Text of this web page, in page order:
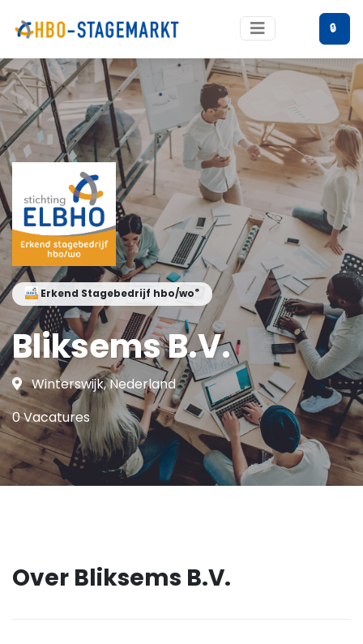
🔒
Erkend Stagebedrijf hbo/wo®
Bliksems B.V.
Winterswijk, Nederland
0 Vacatures
Over Bliksems B.V.